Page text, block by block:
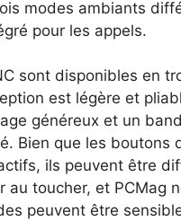
modes ambiants
pour les appels.
sont disponibles en
est légère et
généreux et un
Bien que les boutons
ils peuvent être
au toucher, et PCMag
peuvent être